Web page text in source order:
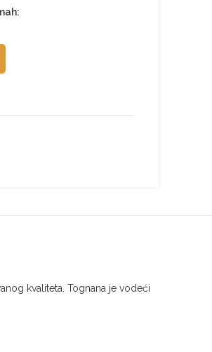
kvaliteta. Tognana je vodeći